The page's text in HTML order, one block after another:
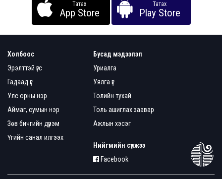
Татах
App Store
Татах
Play Store
Холбоос
Эрэлттэй үгс
Гадаад үг
Улс орны нэр
Аймаг, сумын нэр
Зөв бичгийн дүрэм
Үгийн санал илгээх
Бусад мэдээлэл
Уриалга
Уялга үг
Толийн тухай
Толь ашиглах заавар
Ажлын хэсэг
Нийгмийн сүлжээ
Facebook